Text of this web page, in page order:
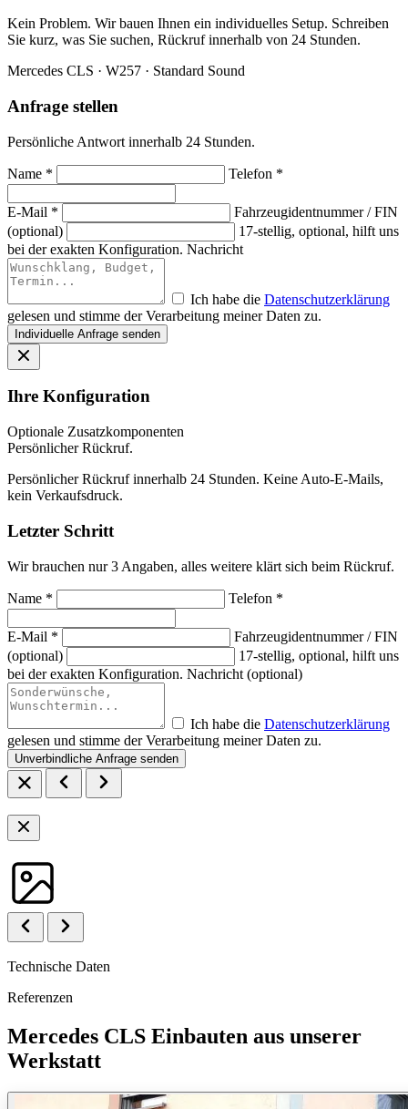
Kein Problem. Wir bauen Ihnen ein individuelles Setup. Schreiben
Sie kurz, was Sie suchen, Rückruf innerhalb von 24 Stunden.
Mercedes CLS · W257 · Standard Sound
Anfrage stellen
Persönliche Antwort innerhalb 24 Stunden.
Name * Telefon *
E-Mail *
Fahrzeugidentnummer / FIN
(optional)
17-stellig, optional, hilft uns
bei der exakten Konfiguration. Nachricht
Ich habe die Datenschutzerklärung
gelesen und stimme der Verarbeitung meiner Daten zu.
Individuelle Anfrage senden
Ihre Konfiguration
Optionale Zusatzkomponenten
Persönlicher Rückruf.
Persönlicher Rückruf innerhalb 24 Stunden. Keine Auto-E-Mails,
kein Verkaufsdruck.
Letzter Schritt
Wir brauchen nur 3 Angaben, alles weitere klärt sich beim Rückruf.
Name * Telefon *
E-Mail *
Fahrzeugidentnummer / FIN
(optional)
17-stellig, optional, hilft uns
bei der exakten Konfiguration. Nachricht (optional)
Ich habe die Datenschutzerklärung
gelesen und stimme der Verarbeitung meiner Daten zu.
Unverbindliche Anfrage senden
Technische Daten
Referenzen
Mercedes CLS Einbauten aus unserer
Werkstatt